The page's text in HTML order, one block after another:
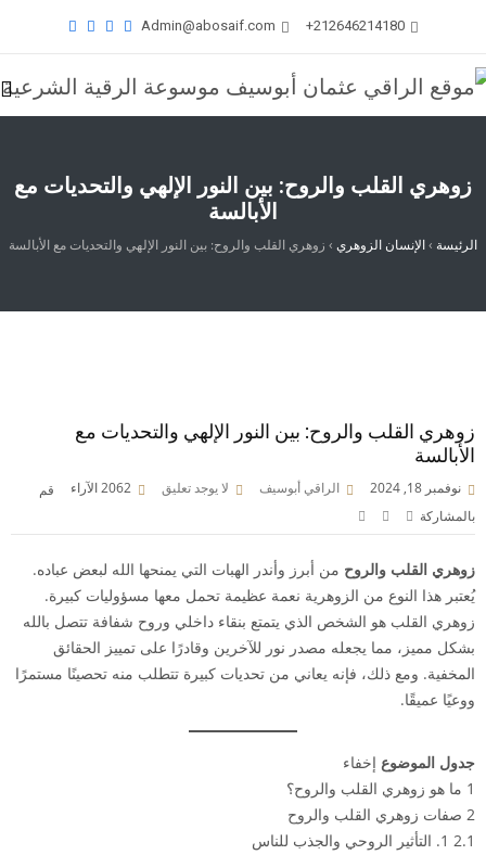
212646214180+
Admin@abosaif.com
زوهري القلب والروح: بين النور الإلهي والتحديات مع
الأبالسة
الرئيسة ›الإنسان الزوهري › زوهري القلب والروح: بين النور الإلهي والتحديات مع الأبالسة
زوهري القلب والروح: بين النور الإلهي والتحديات مع
الأبالسة
نوفمبر 18, 2024 الراقي أبوسيف لا يوجد تعليق الآراء
قم
بالمشاركة
زوهري القلب والروح من أبرز وأندر الهبات التي يمنحها الله لبعض عباده.
يُعتبر هذا النوع من الزوهرية نعمة عظيمة تحمل معها مسؤوليات كبيرة.
زوهري القلب هو الشخص الذي يتمتع بنقاء داخلي وروح شفافة تتصل بالله
بشكل مميز، مما يجعله مصدر نور للآخرين وقادرًا على تمييز الحقائق
المخفية. ومع ذلك، فإنه يعاني من تحديات كبيرة تتطلب منه تحصينًا مستمرًا
ووعيًا عميقًا.
جدول الموضوع إخفاء
1 ما هو زوهري القلب والروح؟
2 صفات زوهري القلب والروح
2.1 1. التأثير الروحي والجذب للناس